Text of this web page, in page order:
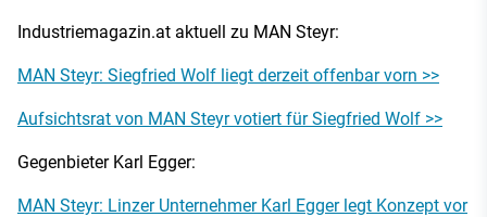
Industriemagazin.at aktuell zu MAN Steyr:
MAN Steyr: Siegfried Wolf liegt derzeit offenbar vorn >>
Aufsichtsrat von MAN Steyr votiert für Siegfried Wolf >>
Gegenbieter Karl Egger:
MAN Steyr: Linzer Unternehmer Karl Egger legt Konzept vor